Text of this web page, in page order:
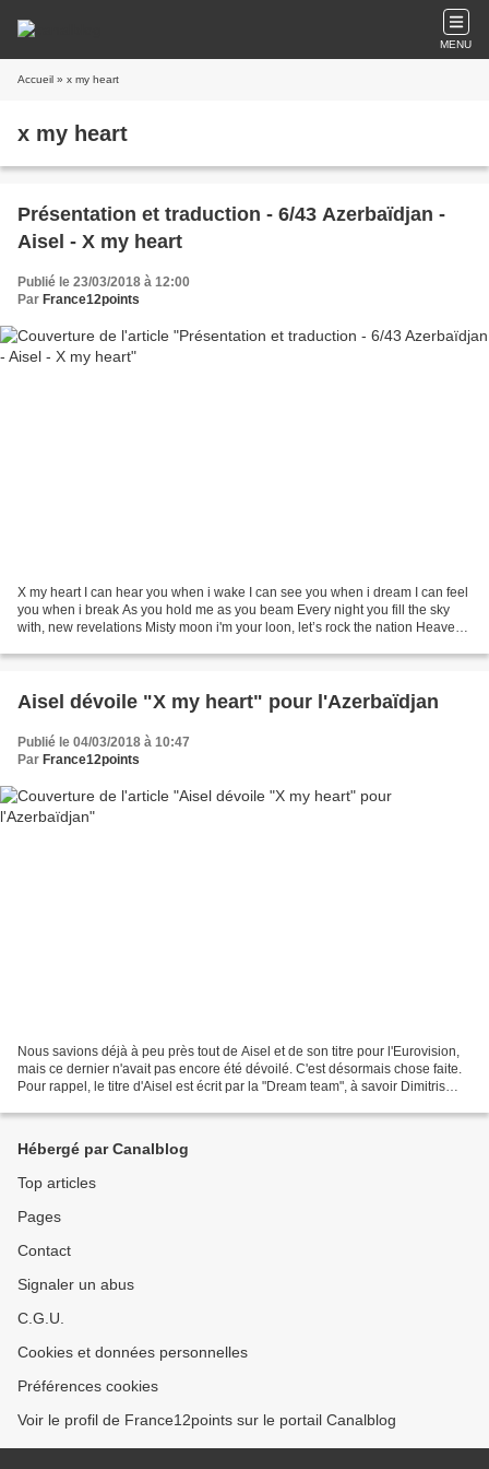
MENU
Accueil » x my heart
x my heart
Présentation et traduction - 6/43 Azerbaïdjan -
Aisel - X my heart
Publié le 23/03/2018 à 12:00
Par France12points
X my heart I can hear you when i wake I can see you when i dream I can feel
you when i break As you hold me as you beam Every night you fill the sky
with, new revelations Misty moon i'm your loon, let’s rock the nation Heaven
Aisel dévoile "X my heart" pour l'Azerbaïdjan
Publié le 04/03/2018 à 10:47
Par France12points
Nous savions déjà à peu près tout de Aisel et de son titre pour l'Eurovision,
mais ce dernier n'avait pas encore été dévoilé. C'est désormais chose faite.
Pour rappel, le titre d'Aisel est écrit par la "Dream team", à savoir Dimitris
Hébergé par Canalblog
Top articles
Pages
Contact
Signaler un abus
C.G.U.
Cookies et données personnelles
Préférences cookies
Voir le profil de France12points sur le portail Canalblog